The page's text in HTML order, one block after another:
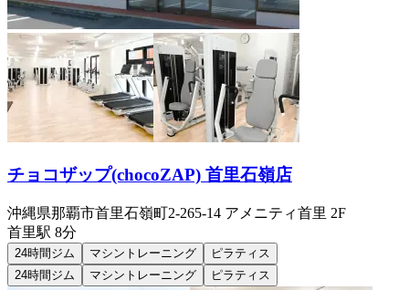
チョコザップ(chocoZAP) 首里石嶺店
沖縄県那覇市首里石嶺町2-265-14 アメニティ首里 2F
首里駅 8分
24時間ジム マシントレーニング
ピラティス
24時間ジム
マシントレーニング ピラティス